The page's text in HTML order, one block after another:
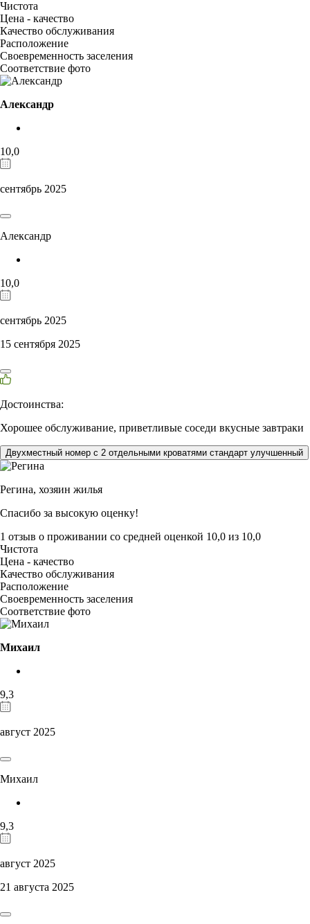
Чистота
Цена - качество
Качество обслуживания
Расположение
Своевременность заселения
Соответствие фото
Александр
10,0
сентябрь 2025
Александр
10,0
сентябрь 2025
15 сентября 2025
Достоинства:
Хорошее обслуживание, приветливые соседи вкусные завтраки
Двухместный номер с 2 отдельными кроватями стандарт улучшенный
Регина, хозяин жилья
Спасибо за высокую оценку!
1 отзыв о проживании со средней оценкой 10,0 из 10,0
Чистота
Цена - качество
Качество обслуживания
Расположение
Своевременность заселения
Соответствие фото
Михаил
9,3
август 2025
Михаил
9,3
август 2025
21 августа 2025